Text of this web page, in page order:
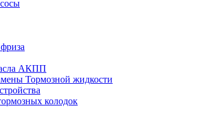
АКПП
Тормозной жидкости
колодок